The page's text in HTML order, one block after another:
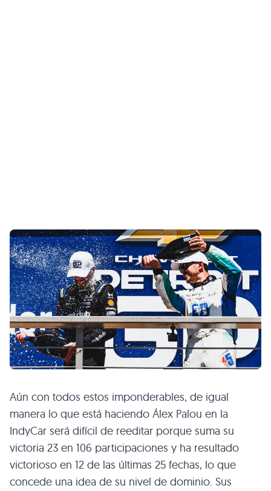
Aún con todos estos imponderables, de igual
manera lo que está haciendo Álex Palou en la
IndyCar será difícil de reeditar porque suma su
victoria 23 en 106 participaciones y ha resultado
victorioso en 12 de las últimas 25 fechas, lo que
concede una idea de su nivel de dominio. Sus